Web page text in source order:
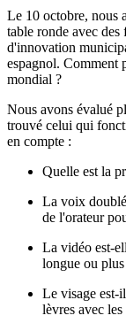
Le 10 octobre, nous
table ronde avec
d'innovation
espagnol. Comment
mondial ?
Nous avons évalué
trouvé celui qui
en compte :
Quelle est la
La voix
de l'orateur
La vidéo est-
longue ou
Le visage est-
lèvres avec